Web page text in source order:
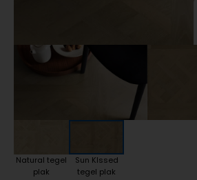
Natural tegel
plak
Sun KIssed
tegel plak